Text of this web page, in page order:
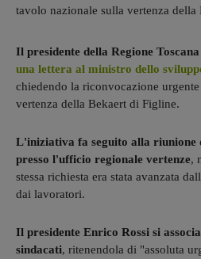
tavolo nazionale sulla vertenza
Il presidente della Regione
una lettera al ministro dello
chiedendo la riconvocazione
vertenza della Bekaert di Figline.
L'iniziativa fa seguito alla riunione
presso l'ufficio regionale vertenze,
stessa richiesta era stata avanzata
dai lavoratori.
Il presidente Enrico Rossi si
sindacati, ritenendola di "assoluta